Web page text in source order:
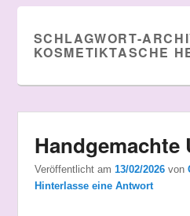
SCHLAGWORT-
KOSMETIKTASCHE
Handgemachte
Veröffentlicht am 13/02/2026 von
Hinterlasse eine Antwort